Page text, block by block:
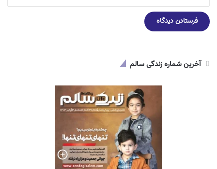
آخرین شماره زندگی سالم